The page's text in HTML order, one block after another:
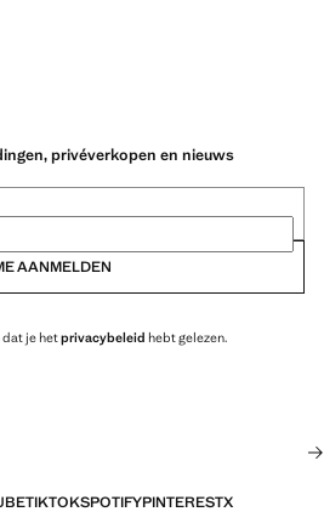
privéverkopen en nieuws
AANMELDEN
dat je hetprivacybeleid hebt gelezen.
TIKTOKSPOTIFYPINTERESTX